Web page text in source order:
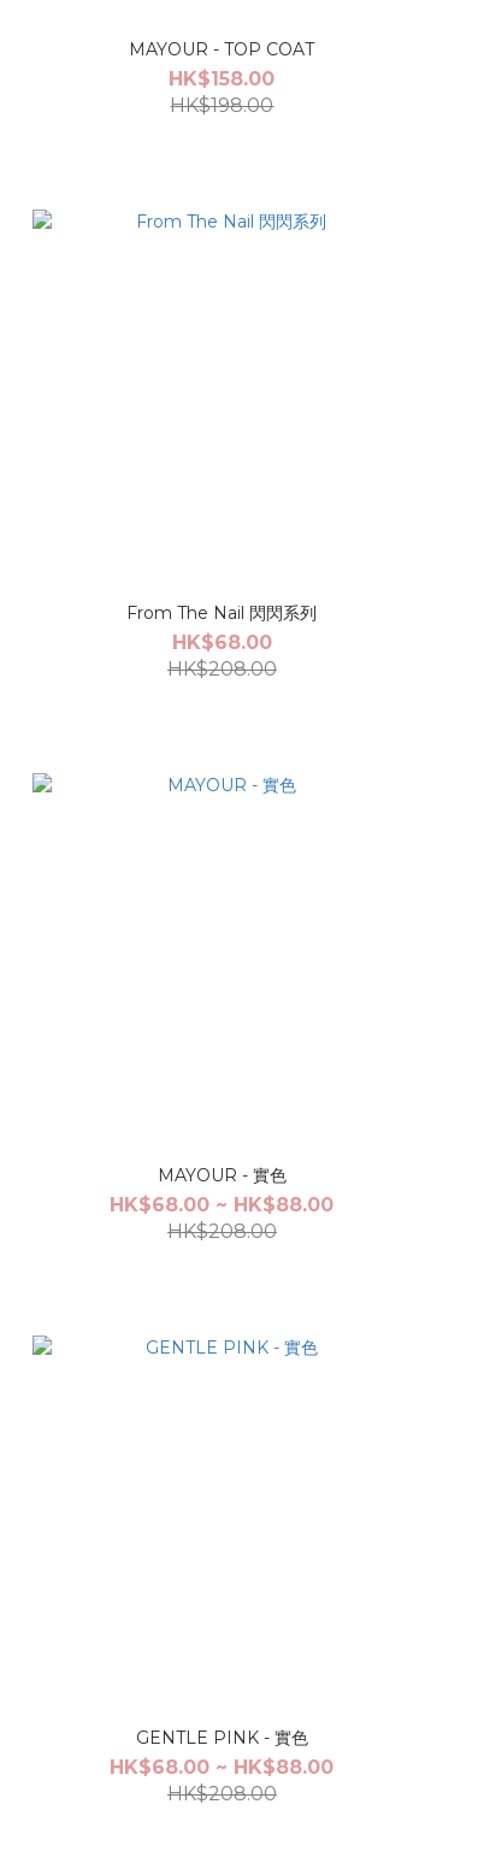
MAYOUR - TOP COAT
HK$158.00
HK$198.00
From The Nail 閃閃系列
HK$68.00
HK$208.00
MAYOUR - 實色
HK$68.00 ~ HK$88.00
HK$208.00
GENTLE PINK - 實色
HK$68.00 ~ HK$88.00
HK$208.00